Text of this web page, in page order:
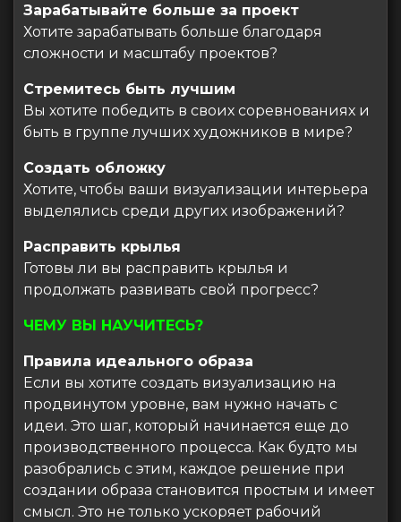
Зарабатывайте больше за проект
Хотите зарабатывать больше благодаря
сложности и масштабу проектов?
Стремитесь быть лучшим
Вы хотите победить в своих соревнованиях и
быть в группе лучших художников в мире?
Создать обложку
Хотите, чтобы ваши визуализации интерьера
выделялись среди других изображений?
Расправить крылья
Готовы ли вы расправить крылья и
продолжать развивать свой прогресс?
ЧЕМУ ВЫ НАУЧИТЕСЬ?
Правила идеального образа
Если вы хотите создать визуализацию на
продвинутом уровне, вам нужно начать с
идеи. Это шаг, который начинается еще до
производственного процесса. Как будто мы
разобрались с этим, каждое решение при
создании образа становится простым и имеет
смысл. Это не только ускоряет рабочий